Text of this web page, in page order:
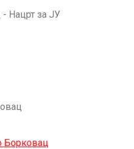
Нацрт за ЈУ